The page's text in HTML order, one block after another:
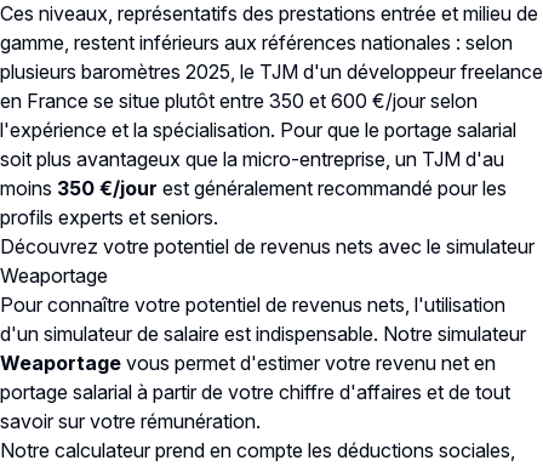
Ces niveaux, représentatifs des prestations entrée et milieu de
gamme, restent inférieurs aux références nationales : selon
plusieurs baromètres 2025, le TJM d'un développeur freelance
en France se situe plutôt entre 350 et 600 €/jour selon
l'expérience et la spécialisation. Pour que le portage salarial
soit plus avantageux que la micro-entreprise, un TJM d'au
moins 350 €/jour est généralement recommandé pour les
profils experts et seniors.
Découvrez votre potentiel de revenus nets avec le simulateur
Weaportage
Pour connaître votre potentiel de revenus nets, l'utilisation
d'un simulateur de salaire est indispensable. Notre simulateur
Weaportage vous permet d'estimer votre revenu net en
portage salarial à partir de votre chiffre d'affaires et de tout
savoir sur votre rémunération.
Notre calculateur prend en compte les déductions sociales,